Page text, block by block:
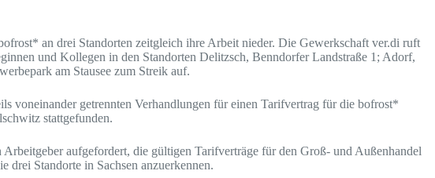
an drei Standorten zeitgleich ihre Arbeit nieder. Die Gewerkschaft ver.di ruft
und Kollegen in den Standorten Delitzsch, Benndorfer Landstraße 1; Adorf,
am Stausee zum Streik auf.
voneinander getrennten Verhandlungen für einen Tarifvertrag für die bofrost*
stattgefunden.
aufgefordert, die gültigen Tarifverträge für den Groß- und Außenhandel
drei Standorte in Sachsen anzuerkennen.